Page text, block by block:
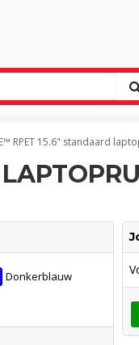
RPET 15.6" standaard
Donkerblauw